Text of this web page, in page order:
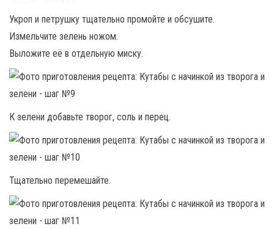
Укроп и петрушку тщательно промойте и обсушите.
Измельчите зелень ножом.
Выложите её в отдельную миску.
К зелени добавьте творог, соль и перец.
Тщательно перемешайте.